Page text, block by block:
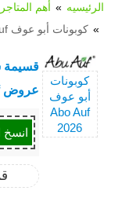
الرئيسيه أهم المتاجر
كوبونات أبو عوف Abo Auf
كوبونات
أبو عوف
Abo Auf
2026
قسيمة
عروض Abu Auf
انسخ